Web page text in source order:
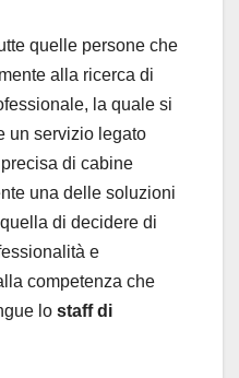
quelle persone che
alla ricerca di
la quale si
un servizio legato
di cabine
una delle soluzioni
di decidere di
e
competenza che
lo staff di